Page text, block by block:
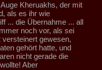
Kheruakhs, der mit
als es ihr wie
... die Übernahme ... all
noch vor, als sei
gewesen,
gehört hatte, und
nicht gerade die
Aber